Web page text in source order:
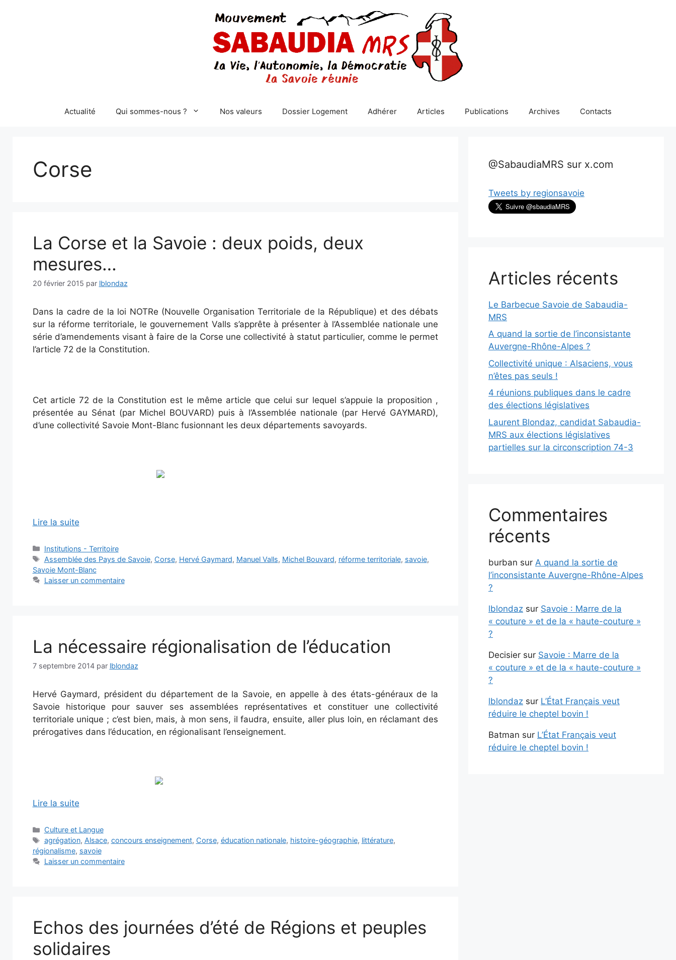
Actualité Qui sommes-nous ? Nos valeurs Dossier Logement Adhérer Articles Publications Archives Contacts
Corse
La Corse et la Savoie : deux poids, deux
mesures…
20 février 2015 par lblondaz
Dans la cadre de la loi NOTRe (Nouvelle Organisation Territoriale de la République) et des débats
sur la réforme territoriale, le gouvernement Valls s’apprête à présenter à l’Assemblée nationale une
série d’amendements visant à faire de la Corse une collectivité à statut particulier, comme le permet
l’article 72 de la Constitution.
Cet article 72 de la Constitution est le même article que celui sur lequel s’appuie la proposition ,
présentée au Sénat (par Michel BOUVARD) puis à l’Assemblée nationale (par Hervé GAYMARD),
d’une collectivité Savoie Mont-Blanc fusionnant les deux départements savoyards.
Lire la suite
Catégories
Institutions - Territoire
Étiquettes
Assemblée des Pays de Savoie, Corse, Hervé Gaymard, Manuel Valls, Michel Bouvard, réforme territoriale, savoie,
Savoie Mont-Blanc
Laisser un commentaire
La nécessaire régionalisation de l’éducation
7 septembre 2014 par lblondaz
Hervé Gaymard, président du département de la Savoie, en appelle à des états-généraux de la
Savoie historique pour sauver ses assemblées représentatives et constituer une collectivité
territoriale unique ; c’est bien, mais, à mon sens, il faudra, ensuite, aller plus loin, en réclamant des
prérogatives dans l’éducation, en régionalisant l’enseignement.
Lire la suite
Catégories
Culture et Langue
Étiquettes
agrégation, Alsace, concours enseignement, Corse, éducation nationale, histoire-géographie, littérature,
régionalisme, savoie
Laisser un commentaire
Echos des journées d’été de Régions et peuples
solidaires
@SabaudiaMRS sur x.com
Tweets by regionsavoie
Articles récents
Le Barbecue Savoie de Sabaudia-
MRS
A quand la sortie de l’inconsistante
Auvergne-Rhône-Alpes ?
Collectivité unique : Alsaciens, vous
n’êtes pas seuls !
4 réunions publiques dans le cadre
des élections législatives
Laurent Blondaz, candidat Sabaudia-
MRS aux élections législatives
partielles sur la circonscription 74-3
Commentaires
récents
burban sur A quand la sortie de
l’inconsistante Auvergne-Rhône-Alpes
?
lblondaz sur Savoie : Marre de la
« couture » et de la « haute-couture »
?
Decisier sur Savoie : Marre de la
« couture » et de la « haute-couture »
?
lblondaz sur L’État Français veut
réduire le cheptel bovin !
Batman sur L’État Français veut
réduire le cheptel bovin !